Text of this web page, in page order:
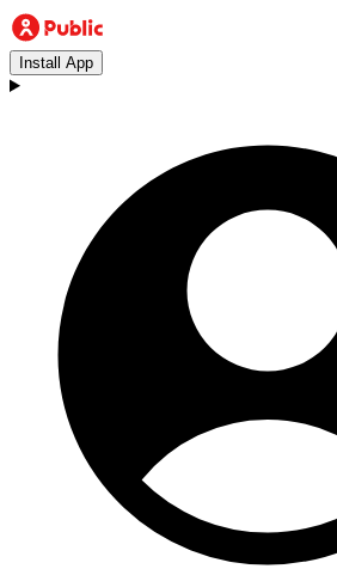
Install App